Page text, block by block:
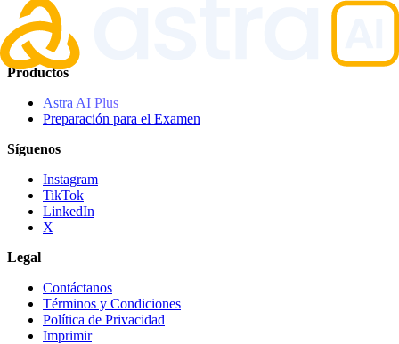
Productos
Astra AI Plus
Preparación para el Examen
Síguenos
Instagram
TikTok
LinkedIn
X
Legal
Contáctanos
Términos y Condiciones
Política de Privacidad
Imprimir